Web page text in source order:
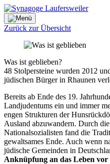
Direkt
zum
Inhalt
Zurück zur Übersicht
Was ist geblieben?
48 Stolpersteine wurden 2012
jüdischen Bürger in Rhaunen
Bereits ab Ende des 19.
Landjudentums ein und immer
engen Strukturen der
Ausland abzuwandern. Durch
Nationalsozialisten fand die
gewaltsames Ende. Auch wenn
jüdische Gemeinden in
Anknüpfung an das Leben vor